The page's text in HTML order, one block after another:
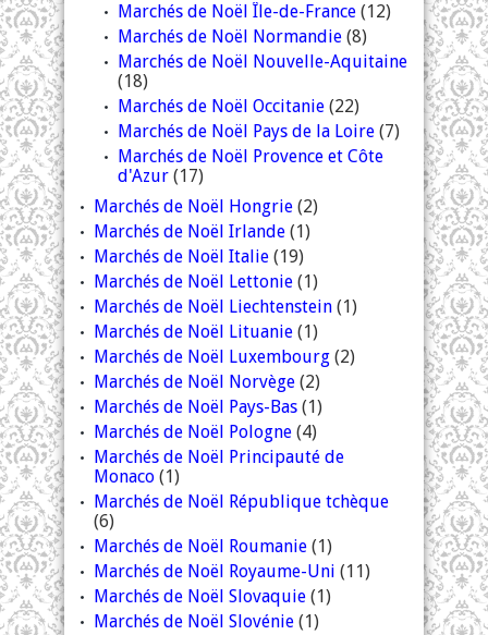
Marchés de Noël Île-de-France (12)
Marchés de Noël Normandie (8)
Marchés de Noël Nouvelle-Aquitaine
(18)
Marchés de Noël Occitanie (22)
Marchés de Noël Pays de la Loire (7)
Marchés de Noël Provence et Côte
d'Azur (17)
Marchés de Noël Hongrie (2)
Marchés de Noël Irlande (1)
Marchés de Noël Italie (19)
Marchés de Noël Lettonie (1)
Marchés de Noël Liechtenstein (1)
Marchés de Noël Lituanie (1)
Marchés de Noël Luxembourg (2)
Marchés de Noël Norvège (2)
Marchés de Noël Pays-Bas (1)
Marchés de Noël Pologne (4)
Marchés de Noël Principauté de
Monaco (1)
Marchés de Noël République tchèque
(6)
Marchés de Noël Roumanie (1)
Marchés de Noël Royaume-Uni (11)
Marchés de Noël Slovaquie (1)
Marchés de Noël Slovénie (1)